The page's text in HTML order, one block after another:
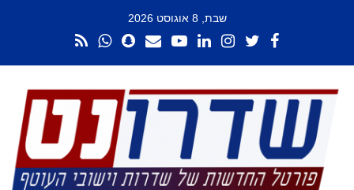
שבת, 8 אוגוסט 2026